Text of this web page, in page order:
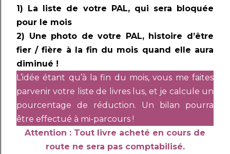
1) La liste de votre PAL, qui sera bloquée
pour le mois
2) Une photo de votre PAL, histoire d’être
fier / fière à la fin du mois quand elle aura
diminué !
L’idée étant qu’à la fin du mois, vous me faites
parvenir votre liste de livres lus, et je calcule un
pourcentage de réduction. Un bilan pourra
être effectué à mi-parcours !
Attention : Tout livre acheté en cours de
route ne sera pas comptabilisé.